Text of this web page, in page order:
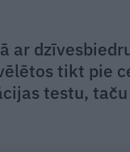
ar
tikt pie
testu,